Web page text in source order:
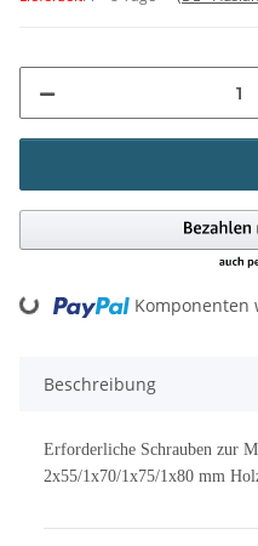
Loading... Komponenten
Beschreibung
Erforderliche Schrauben zur
2x55/1x70/1x75/1x80 mm